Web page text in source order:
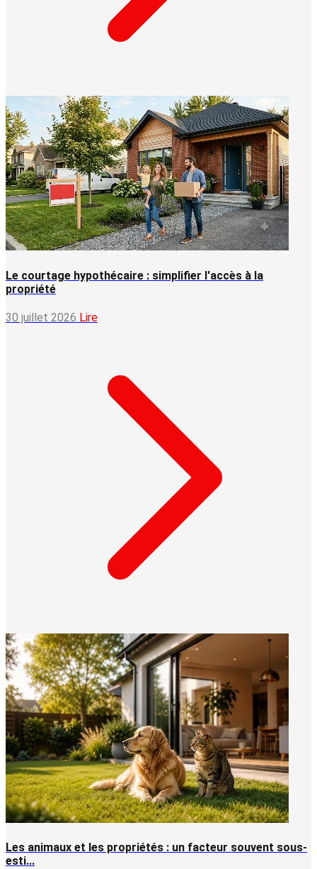
Le courtage hypothécaire : simplifier l'accès à la
propriété
30 juillet 2026 Lire
Les animaux et les propriétés : un facteur souvent sous-
esti...